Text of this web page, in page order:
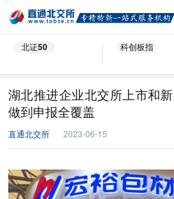
北证50 科创板指
湖北推进企业北交所上市和
做到申报全覆盖
直通北交所 2023-06-15